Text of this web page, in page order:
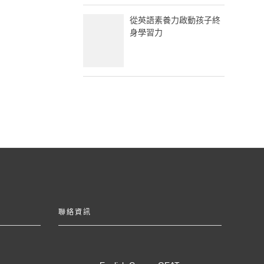
從英語素養力啟動孩子終
身學習力
聯絡資訊